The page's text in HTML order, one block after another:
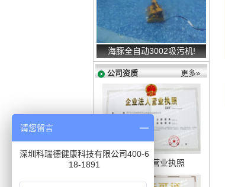
海豚全自动3002吸污机!
更多»
公司资质
企业法人营业执照
请您留言
深圳科瑞德健康科技有限公司400-6
18-1891